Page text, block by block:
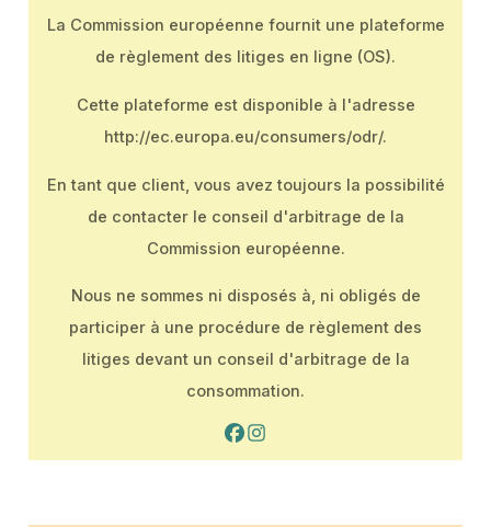
La Commission européenne fournit une plateforme
de règlement des litiges en ligne (OS).
Cette plateforme est disponible à l'adresse
http://ec.europa.eu/consumers/odr/.
En tant que client, vous avez toujours la possibilité
de contacter le conseil d'arbitrage de la
Commission européenne.
Nous ne sommes ni disposés à, ni obligés de
participer à une procédure de règlement des
litiges devant un conseil d'arbitrage de la
consommation.